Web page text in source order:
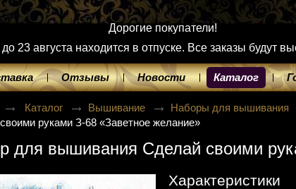
Дорогие покупатели!
23 августа находится в отпуске. Все заказы будут
Отзывы Новости Каталог
Каталог Вышивание Наборы для вышивания
руками З-68 «Заветное желание»
для вышивания Сделай своими
Характеристики